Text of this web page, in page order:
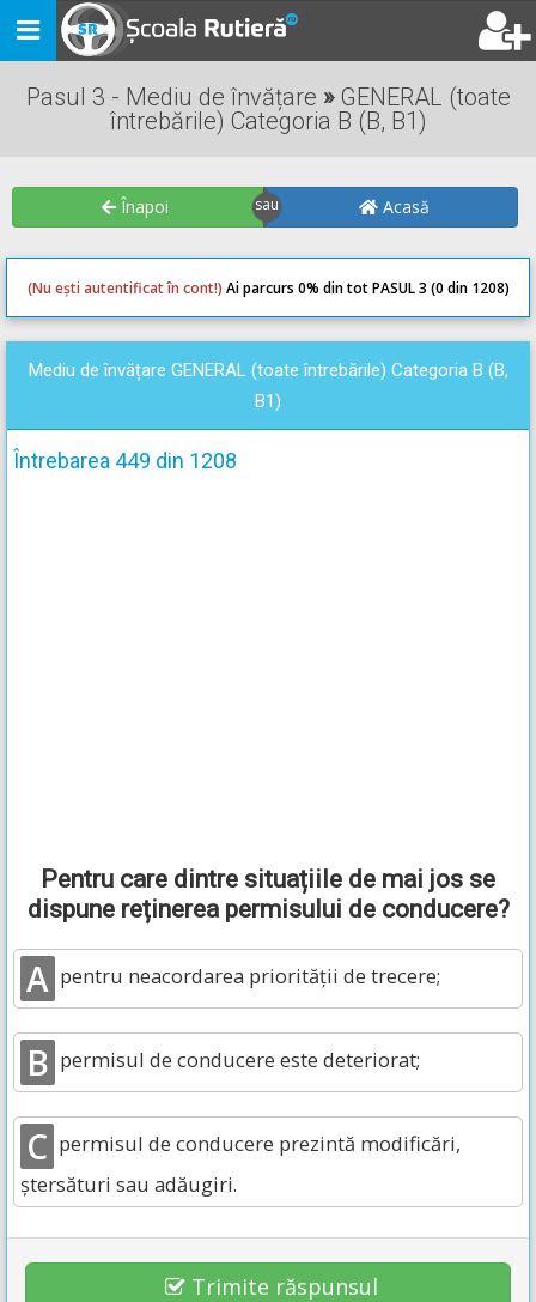
Toggle
navigation
Pasul 3 - Mediu de învățare »GENERAL (toate
întrebările) Categoria B (B, B1)
Înapoi Acasă
(Nu ești autentificat în cont!) Ai parcurs 0% din tot PASUL 3 (0 din 1208)
0
Mediu de învățare GENERAL (toate întrebările) Categoria B (B,
B1)
Întrebarea 449 din 1208
Pentru care dintre situațiile de mai jos se
dispune reținerea permisului de conducere?
A pentru neacordarea priorității de trecere;
B permisul de conducere este deteriorat;
C permisul de conducere prezintă modificări,
ștersături sau adăugiri.
Trimite răspunsul